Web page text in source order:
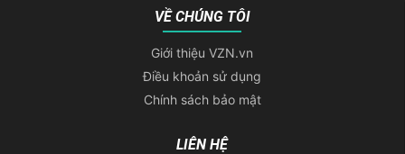
VỀ CHÚNG TÔI
Giới thiệu VZN.vn
Điều khoản sử dụng
Chính sách bảo mật
LIÊN HỆ